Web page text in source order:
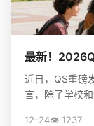
最新！
近日，QS重磅
言，除了学校
12-24👁️ 1237